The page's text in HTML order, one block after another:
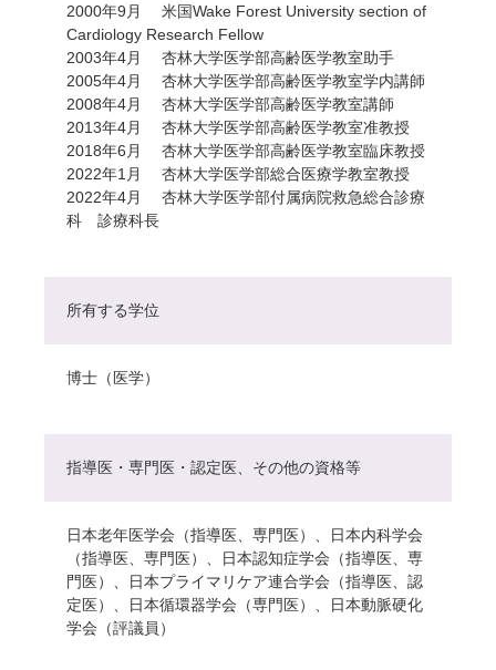
2000年9月 米国Wake Forest University section of
Cardiology Research Fellow
2003年4月 杏林大学医学部高齢医学教室助手
2005年4月 杏林大学医学部高齢医学教室学内講師
2008年4月 杏林大学医学部高齢医学教室講師
2013年4月 杏林大学医学部高齢医学教室准教授
2018年6月 杏林大学医学部高齢医学教室臨床教授
2022年1月 杏林大学医学部総合医療学教室教授
2022年4月 杏林大学医学部付属病院救急総合診療
科 診療科長
所有する学位
博士（医学）
指導医・専門医・認定医、その他の資格等
日本老年医学会（指導医、専門医）、日本内科学会
（指導医、専門医）、日本認知症学会（指導医、専
門医）、日本プライマリケア連合学会（指導医、認
定医）、日本循環器学会（専門医）、日本動脈硬化
学会（評議員）